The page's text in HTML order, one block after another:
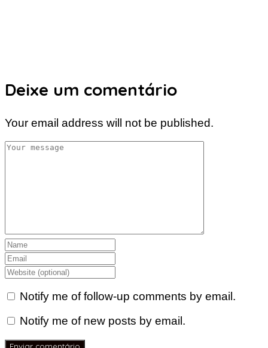
Deixe um comentário
Your email address will not be published.
Notify me of follow-up comments by email.
Notify me of new posts by email.